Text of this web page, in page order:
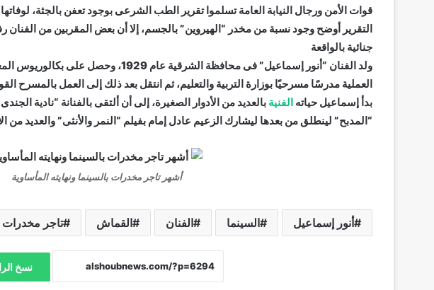
قوات الأمن ورجال النيابة العامة تسلموا تقرير الطب الشرعى بوجود تعفن بالجثة،
التقرير أوضح وجود نسبة من مخدر “الهيروين” بالجسم، إلا أن بعض المقربين من
جنائية بالواقعة
العملية مدرسًا مسرحيًا بوزارة التربية والتعليم، ثم انتقل بعد ذلك إلى العمل بالمسرح
بدأ إسماعيل حياته الفنية بالعديد من الأدوار الصغيرة، إلى أن ألتقى بالفنانة “نادية
“المدبح” لينطلق من بعدها ليشارك الزعيم عادل إمام بفيلم “النمر والأنثى” والعديد من
أشهر تاجر مخدرات بالسينما ونهايته المأساوية
أنور إسماعيل السينما الفنان القماش تاجر مخدرات
نسخ